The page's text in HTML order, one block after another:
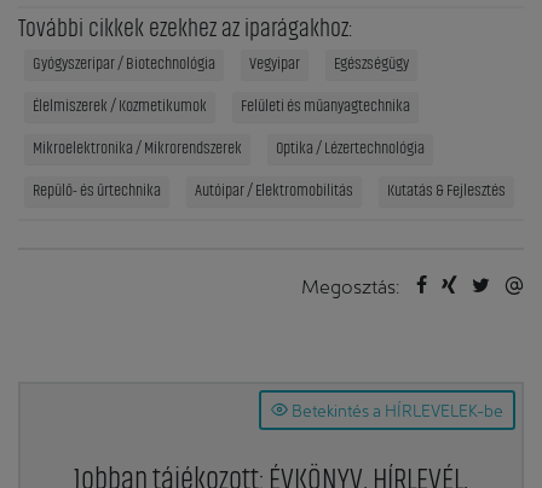
További cikkek ezekhez az iparágakhoz:
Gyógyszeripar / Biotechnológia Vegyipar Egészségügy
Élelmiszerek / Kozmetikumok Felületi és műanyagtechnika
Mikroelektronika / Mikrorendszerek Optika / Lézertechnológia
Repülő- és űrtechnika Autóipar / Elektromobilitás Kutatás & Fejlesztés
Megosztás:
Betekintés a HÍRLEVELEK-be
Jobban tájékozott: ÉVKÖNYV, HÍRLEVÉL,